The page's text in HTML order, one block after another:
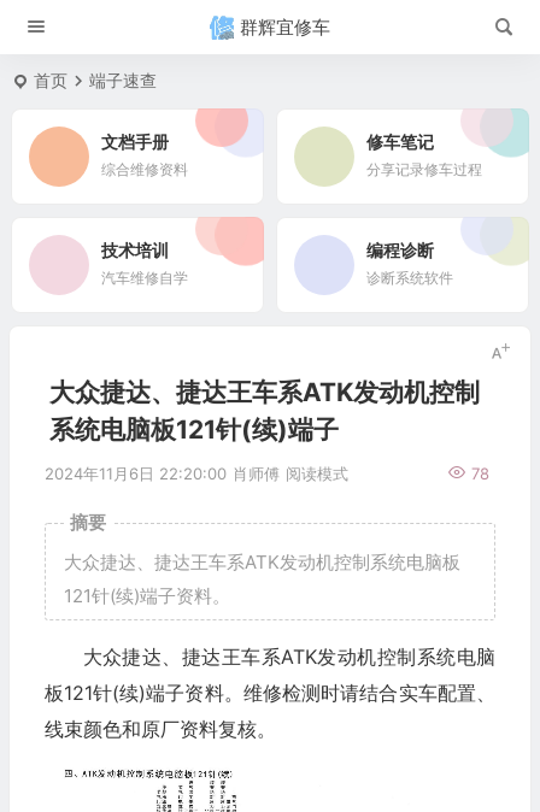
群辉宜修车
首页 端子速查
文档手册
综合维修资料
修车笔记
分享记录修车过程
技术培训
汽车维修自学
编程诊断
诊断系统软件
大众捷达、捷达王车系ATK发动机控制
系统电脑板121针(续)端子
2024年11月6日 22:20:00 肖师傅 78
阅读模式
摘要
大众捷达、捷达王车系ATK发动机控制系统电脑板
121针(续)端子资料。
大众捷达、捷达王车系ATK发动机控制系统电脑
板121针(续)端子资料。维修检测时请结合实车配置、
线束颜色和原厂资料复核。